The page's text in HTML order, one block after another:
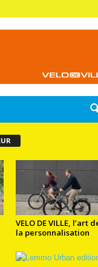
VELO DE VILLE, l’art
la personnalisation